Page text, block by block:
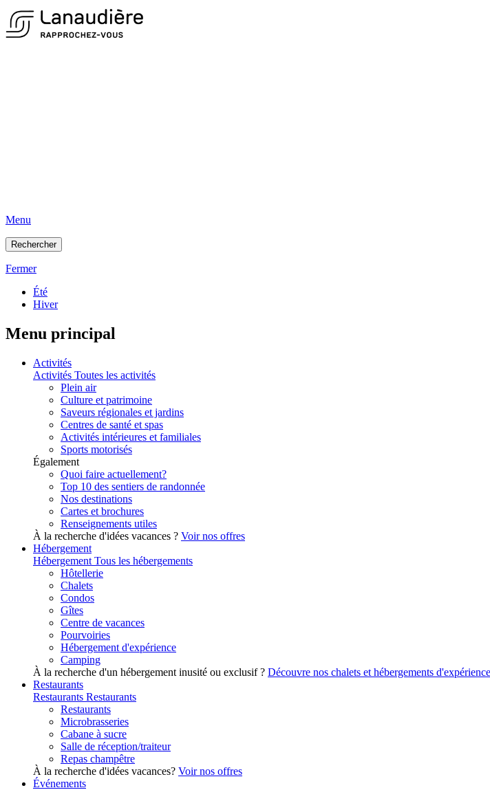
Menu
Rechercher
Fermer
Été
Hiver
Menu principal
Activités
Activités Toutes les activités
Plein air
Culture et patrimoine
Saveurs régionales et jardins
Centres de santé et spas
Activités intérieures et familiales
Sports motorisés
Également
Quoi faire actuellement?
Top 10 des sentiers de randonnée
Nos destinations
Cartes et brochures
Renseignements utiles
À la recherche d'idées vacances ? Voir nos offres
Hébergement
Hébergement Tous les hébergements
Hôtellerie
Chalets
Condos
Gîtes
Centre de vacances
Pourvoiries
Hébergement d'expérience
Camping
À la recherche d'un hébergement inusité ou exclusif ? Découvre nos chalets et hébergements d'expérience
Restaurants
Restaurants Restaurants
Restaurants
Microbrasseries
Cabane à sucre
Salle de réception/traiteur
Repas champêtre
À la recherche d'idées vacances? Voir nos offres
Événements